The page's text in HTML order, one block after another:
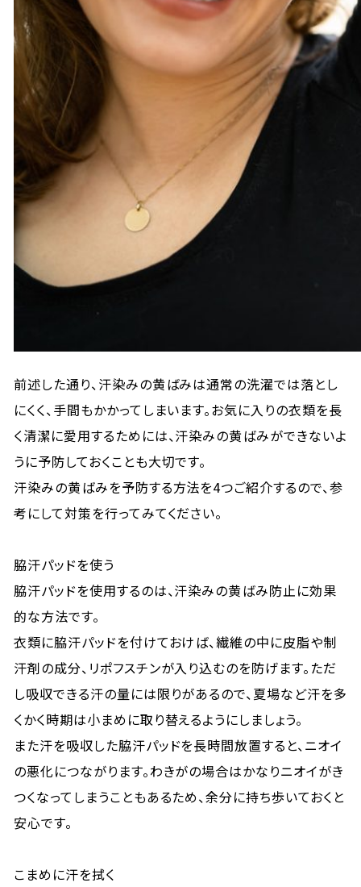
前述した通り、汗染みの黄ばみは通常の洗濯では落とし
にくく、手間もかかってしまいます。お気に入りの衣類を長
く清潔に愛用するためには、汗染みの黄ばみができないよ
うに予防しておくことも大切です。
汗染みの黄ばみを予防する方法を4つご紹介するので、参
考にして対策を行ってみてください。
脇汗パッドを使う
脇汗パッドを使用するのは、汗染みの黄ばみ防止に効果
的な方法です。
衣類に脇汗パッドを付けておけば、繊維の中に皮脂や制
汗剤の成分、リポフスチンが入り込むのを防げます。ただ
し吸収できる汗の量には限りがあるので、夏場など汗を多
くかく時期は小まめに取り替えるようにしましょう。
また汗を吸収した脇汗パッドを長時間放置すると、ニオイ
の悪化につながります。わきがの場合はかなりニオイがき
つくなってしまうこともあるため、余分に持ち歩いておくと
安心です。
こまめに汗を拭く